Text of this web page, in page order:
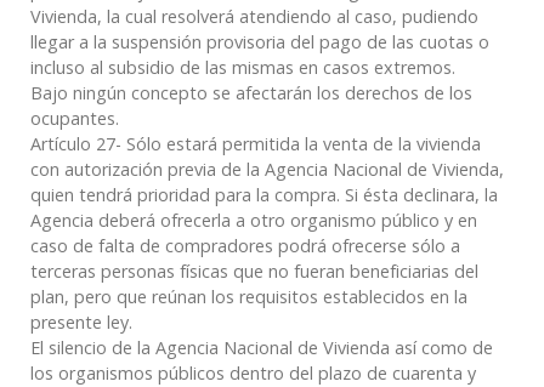
Vivienda, la cual resolverá atendiendo al caso, pudiendo
llegar a la suspensión provisoria del pago de las cuotas o
incluso al subsidio de las mismas en casos extremos.
Bajo ningún concepto se afectarán los derechos de los
ocupantes.
Artículo 27- Sólo estará permitida la venta de la vivienda
con autorización previa de la Agencia Nacional de Vivienda,
quien tendrá prioridad para la compra. Si ésta declinara, la
Agencia deberá ofrecerla a otro organismo público y en
caso de falta de compradores podrá ofrecerse sólo a
terceras personas físicas que no fueran beneficiarias del
plan, pero que reúnan los requisitos establecidos en la
presente ley.
El silencio de la Agencia Nacional de Vivienda así como de
los organismos públicos dentro del plazo de cuarenta y